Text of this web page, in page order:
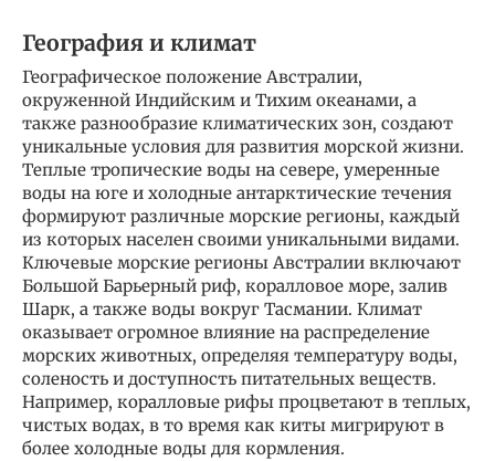
География и климат
Географическое положение Австралии,
окруженной Индийским и Тихим океанами, а
также разнообразие климатических зон, создают
уникальные условия для развития морской жизни.
Теплые тропические воды на севере, умеренные
воды на юге и холодные антарктические течения
формируют различные морские регионы, каждый
из которых населен своими уникальными видами.
Ключевые морские регионы Австралии включают
Большой Барьерный риф, коралловое море, залив
Шарк, а также воды вокруг Тасмании. Климат
оказывает огромное влияние на распределение
морских животных, определяя температуру воды,
соленость и доступность питательных веществ.
Например, коралловые рифы процветают в теплых,
чистых водах, в то время как киты мигрируют в
более холодные воды для кормления.